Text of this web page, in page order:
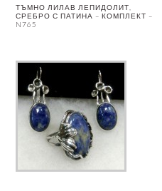
ТЪМНО ЛИЛАВ ЛЕПИДОЛИТ,
СРЕБРО С ПАТИНА – КОМПЛЕКТ –
N765